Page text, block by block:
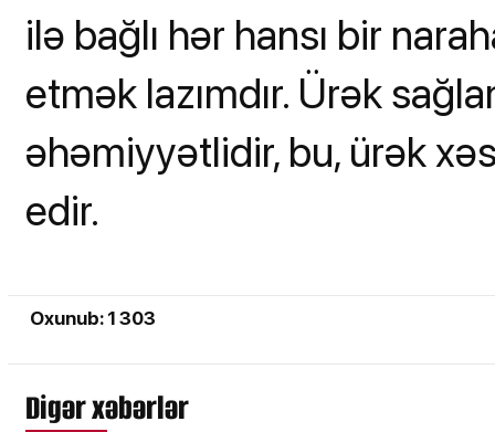
ilə bağlı hər hansı bir
etmək lazımdır. Ürək
əhəmiyyətlidir, bu, ürək
edir.
Oxunub: 1 303
Digər xəbərlər